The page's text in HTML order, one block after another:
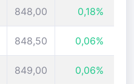
848,00 0,18%
848,50 0,06%
849,00 0,06%